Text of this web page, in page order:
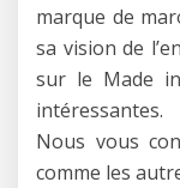
marque de
sa vision de
sur le Made
intéressantes.
Nous vous
comme les